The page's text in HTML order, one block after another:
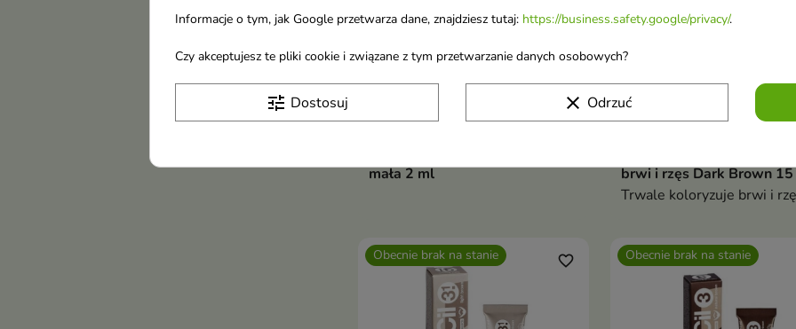
mała 2 ml
brwi i rzęs Dark Brown
Trwale koloryzuje brwi i
Obecnie brak na stanie favorite_border Obecnie brak na stanie
Informacje o tym, jak Google przetwarza dane, znajdziesz tutaj: https://business.safety.google/privacy/.
Czy akceptujesz te pliki cookie i związane z tym przetwarzanie danych osobowych?
tune Dostosuj clear Odrzuć